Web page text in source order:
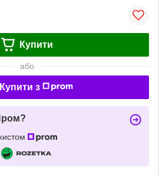
Купити
або
Купити з